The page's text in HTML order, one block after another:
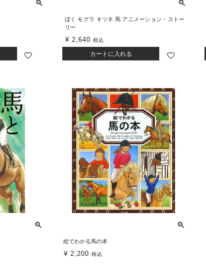
ぼく モグラ キツネ 馬 アニメーション・ストー
リー
¥ 2,640 税込
カートに入れる
絵でわかる馬の本
¥ 2,200 税込